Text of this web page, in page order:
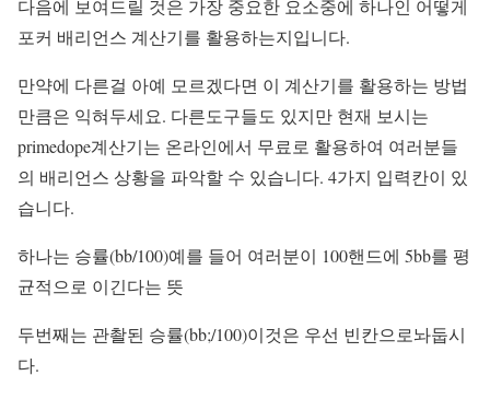
다음에 보여드릴 것은 가장 중요한 요소중에 하나인 어떻게
포커 배리언스 계산기를 활용하는지입니다.
만약에 다른걸 아예 모르겠다면 이 계산기를 활용하는 방법
만큼은 익혀두세요. 다른도구들도 있지만 현재 보시는
primedope계산기는 온라인에서 무료로 활용하여 여러분들
의 배리언스 상황을 파악할 수 있습니다. 4가지 입력칸이 있
습니다.
하나는 승률(bb/100)예를 들어 여러분이 100핸드에 5bb를 평
균적으로 이긴다는 뜻
두번째는 관촬된 승률(bb;/100)이것은 우선 빈칸으로놔둡시
다.